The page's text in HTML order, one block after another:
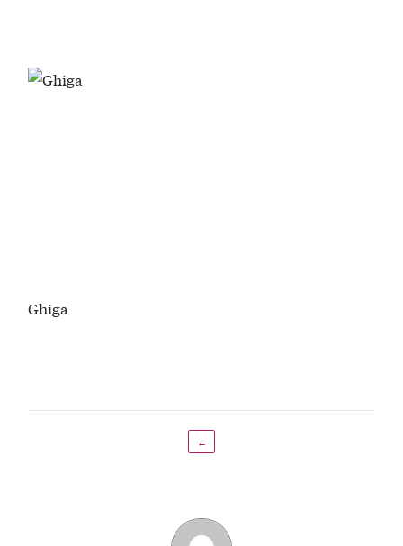
Ghiga
←